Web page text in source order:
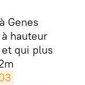
Genes
hauteur
qui plus